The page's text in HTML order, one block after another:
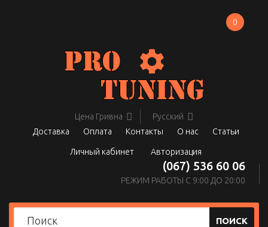
Цена Гривна
Русский
Доставка
Оплата Контакты О нас Статьи
Личный кабинет Авторизация
0
(067) 536 60 06
РЕЖИМ РАБОТЫ С 9:00 ДО 20:00
ПОИСК